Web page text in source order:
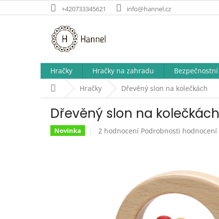
na
+420733345621 info@hannel.cz
Hračky Hračky na zahradu
Domů Hračky Dřevěný slon na kolečkách
Dřevěný slon na kolečkách
Novinka
Průměrné
hvězdiček.
2 hodnocení Podrobnosti hodnocení